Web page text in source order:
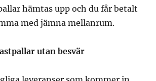
hämtas upp och du får betalt
med jämna mellanrum.
utan besvär